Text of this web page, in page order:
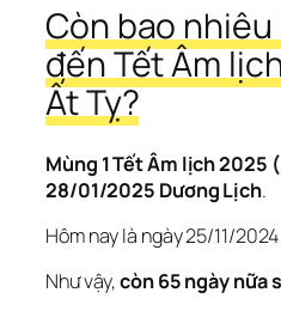
Còn bao
đến Tết Âm
Ất Tỵ?
Mùng 1 Tết Âm lịch 2025
28/01/2025 Dương Lịch.
Hôm nay là ngày 25/11/
Như vậy, còn 65 ngày nữa